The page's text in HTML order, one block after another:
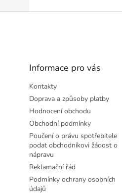
Informace pro vás
Kontakty
Doprava a způsoby platby
Hodnocení obchodu
Obchodní podmínky
Poučení o právu spotřebitele
podat obchodníkovi žádost o
nápravu
Reklamační řád
Podmínky ochrany osobních
údajů